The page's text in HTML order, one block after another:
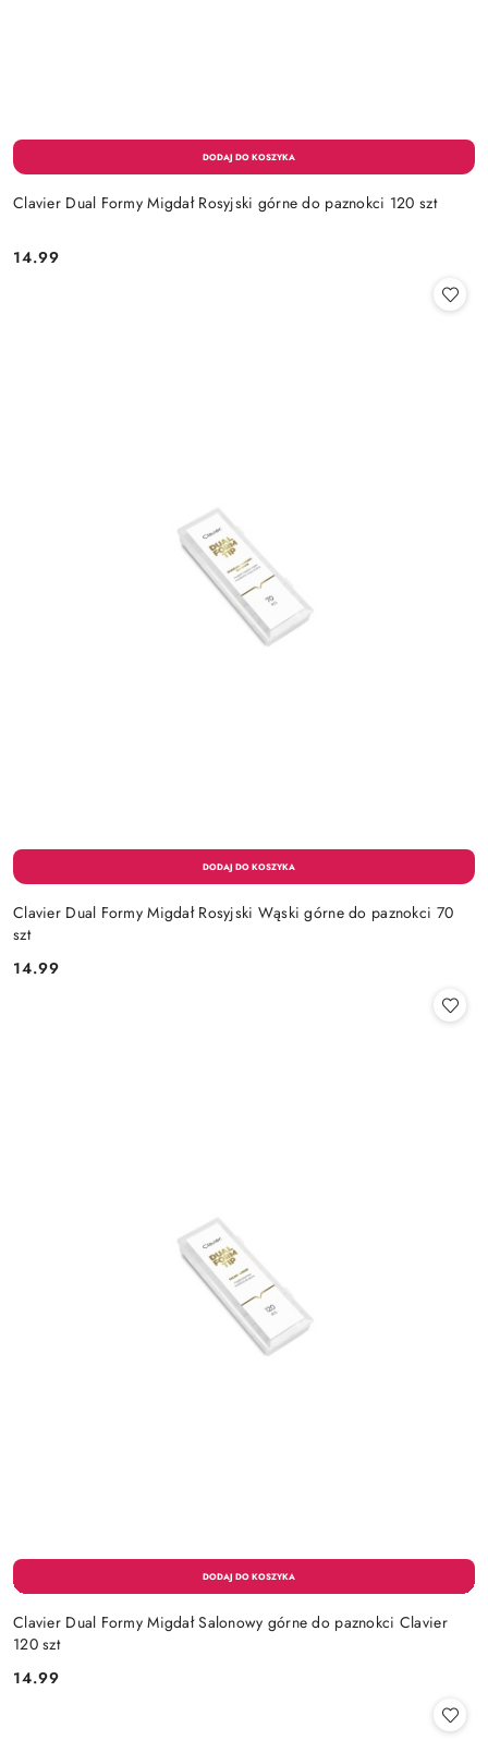
Clavier Dual Formy Migdał Rosyjski górne do paznokci 120 szt
Cena:
14.99
Clavier Dual Formy Migdał Rosyjski Wąski górne do paznokci 70
szt
Cena:
14.99
Clavier Dual Formy Migdał Salonowy górne do paznokci Clavier
120 szt
Cena:
14.99